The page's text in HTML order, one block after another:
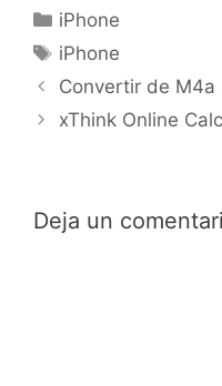
Categorías
iPhone
Etiquetas
iPhone
Convertir de M4a
xThink Online
Deja un